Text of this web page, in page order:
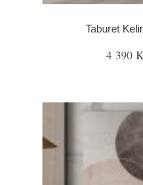
Taburet
4 390